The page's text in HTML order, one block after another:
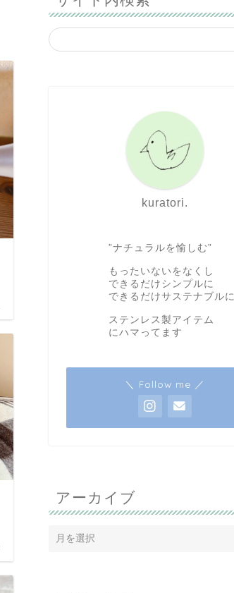
kuratori.
”ナチュラルを愉しむ”
もったいないをなくし
できるだけシンプルに
できるだけサステナブルに
ステンレス製アイテム
にハマってます
＼ Follow me ／
アーカイブ